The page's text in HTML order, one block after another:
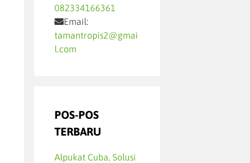
082334166361
Email:
tamantropis2@gmai
l.com
POS-POS
TERBARU
Alpukat Cuba, Solusi